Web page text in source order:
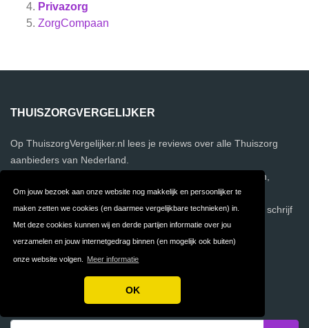
Om jouw bezoek aan onze website nog makkelijk en persoonlijker te
maken zetten we cookies (en daarmee vergelijkbare technieken) in.
Met deze cookies kunnen wij en derde partijen informatie over jou
verzamelen en jouw internetgedrag binnen (en mogelijk ook buiten)
onze website volgen. Meer informatie
OK
Privazorg
ZorgCompaan
THUISZORGVERGELIJKER
Op ThuiszorgVergelijker.nl lees je reviews over alle Thuiszorg
aanbieders van Nederland.
Dit geeft jou in één oogopslag een overzicht van meningen,
ervaringen en eventuele klachten.
Deel jouw Thuiszorg ervaringen met andere bezoekers en schrijf
ook een review!
NIEUWSBRIEF
Vul je e-mailadres in om onze nieuwsbrief te ontvangen.